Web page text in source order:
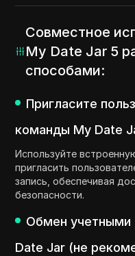
Совместное
My Date Jar 5
способами:
Пригласите
команды My Date
Используйте
пригласить
запись, обеспечивая
безопасности.
Обмен учетными
Date Jar (не